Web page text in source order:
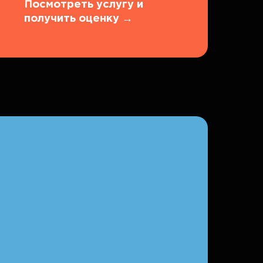
Посмотреть услугу и
получить оценку →